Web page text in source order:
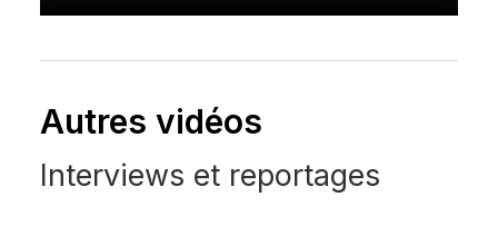
Autres vidéos
Interviews et reportages